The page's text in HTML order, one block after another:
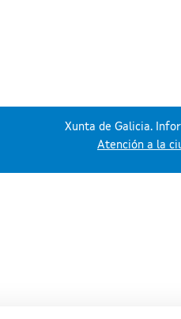
Xunta de Galicia.
Atención a la